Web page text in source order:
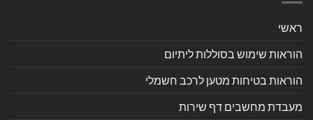
ראשי
הוראות שימוש בסוללות ליתיום
הוראות בטיחות מטען לרכב חשמלי
מעבדת מחשבים דף שירות